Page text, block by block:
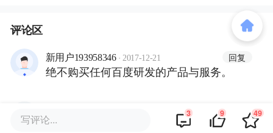
评论区
新用户193958346 · 2017-12-21 回复
绝不购买任何百度研发的产品与服务。
余大嘴
写评论... 3 9 49